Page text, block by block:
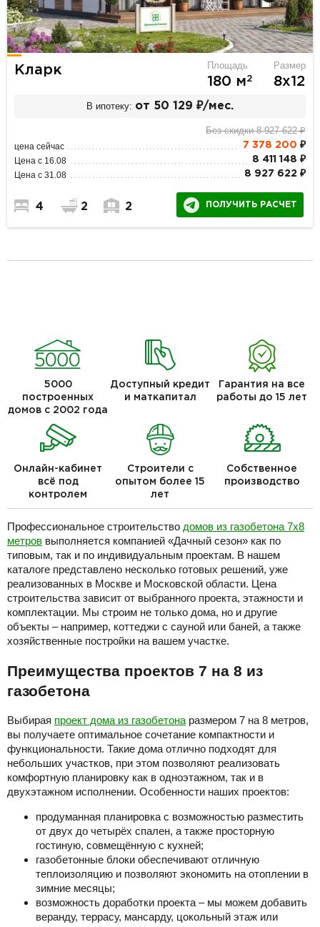
Кларк Площадь
180 м2
Размер
8х12
В ипотеку: от 50 129 ₽/мес.
Без скидки 8 927 622 ₽
цена сейчас 7 378 200 ₽
Цена с 16.08 8 411 148 ₽
Цена с 31.08 8 927 622 ₽
4 2 2 ПОЛУЧИТЬ РАСЧЕТ
5000
построенных
домов с 2002 года
Доступный кредит
и маткапитал
Гарантия на все
работы до 15 лет
Онлайн-кабинет
всё под
контролем
Строители с
опытом более 15
лет
Собственное
производство
Профессиональное строительство домов из газобетона 7х8
метров выполняется компанией «Дачный сезон» как по
типовым, так и по индивидуальным проектам. В нашем
каталоге представлено несколько готовых решений, уже
реализованных в Москве и Московской области. Цена
строительства зависит от выбранного проекта, этажности и
комплектации. Мы строим не только дома, но и другие
объекты – например, коттеджи с сауной или баней, а также
хозяйственные постройки на вашем участке.
Преимущества проектов 7 на 8 из
газобетона
Выбирая проект дома из газобетона размером 7 на 8 метров,
вы получаете оптимальное сочетание компактности и
функциональности. Такие дома отлично подходят для
небольших участков, при этом позволяют реализовать
комфортную планировку как в одноэтажном, так и в
двухэтажном исполнении. Особенности наших проектов:
продуманная планировка с возможностью разместить
от двух до четырёх спален, а также просторную
гостиную, совмещённую с кухней;
газобетонные блоки обеспечивают отличную
теплоизоляцию и позволяют экономить на отоплении в
зимние месяцы;
возможность доработки проекта – мы можем добавить
веранду, террасу, мансарду, цокольный этаж или